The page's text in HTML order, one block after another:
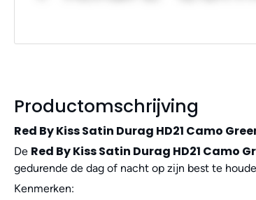
Productomschrijving
Red By Kiss Satin Durag HD21 Camo
De Red By Kiss Satin Durag HD21 Camo
gedurende de dag of nacht op zijn best te
Kenmerken: